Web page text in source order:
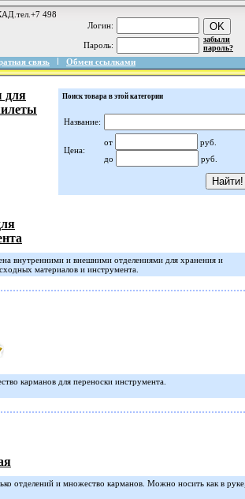
498
Логин:
Пароль:
забыли
пароль?
связь Обмен ссылками
для
Поиск товара в этой категории
Название:
Цена:
от
руб.
до
руб.
внутренними и внешними отделениями для хранения и
материалов и инструмента.
карманов для переноски инструмента.
отделений и множество карманов. Можно носить как в руке,